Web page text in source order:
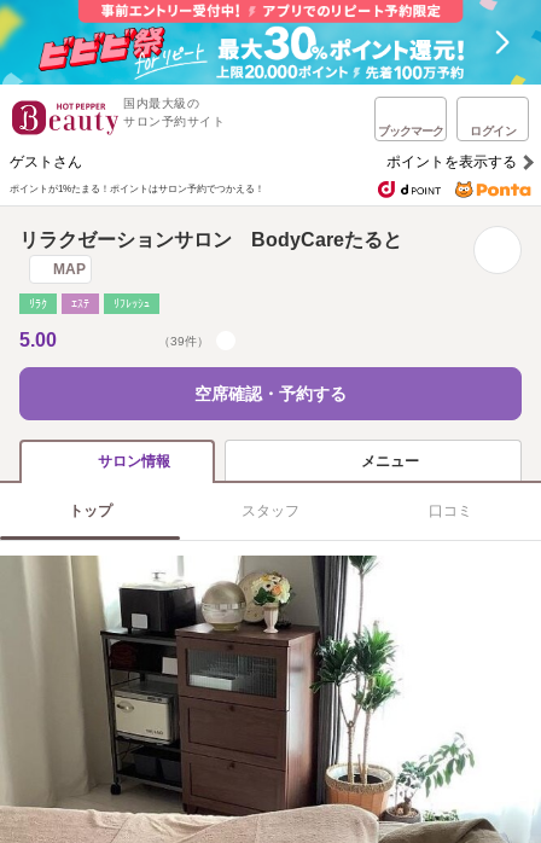
国内最大級の
サロン予約サイト
ブックマーク ログイン
ゲストさん ポイントを表示する
ポイントが1%たまる！ ポイントはサロン予約でつかえる！
リラクゼーションサロン BodyCareたると
MAP
ﾘﾗｸ ｴｽﾃ ﾘﾌﾚｯｼｭ
5.00 （39件）
空席確認・予約する
サロン情報 メニュー
トップ スタッフ 口コミ